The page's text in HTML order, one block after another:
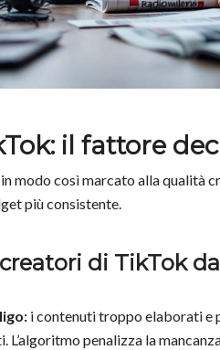
il fattore
modo così marcato alla
più consistente.
di TikTok
i contenuti troppo elaborati e
penalizza la